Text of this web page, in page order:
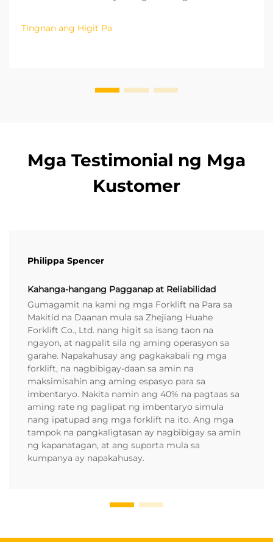
at mababang kahusayan sa operasyon. Mula sa mga
pahalang (2D) na sistema ng pag-iimbak na
Tingnan ang Higit Pa
Mga Testimonial ng Mga
Kustomer
Philippa Spencer
Kahanga-hangang Pagganap at Reliabilidad
Gumagamit na kami ng mga Forklift na Para sa
Makitid na Daanan mula sa Zhejiang Huahe
Forklift Co., Ltd. nang higit sa isang taon na
ngayon, at nagpalit sila ng aming operasyon sa
garahe. Napakahusay ang pagkakabali ng mga
forklift, na nagbibigay-daan sa amin na
maksimisahin ang aming espasyo para sa
imbentaryo. Nakita namin ang 40% na pagtaas sa
aming rate ng paglipat ng imbentaryo simula
nang ipatupad ang mga forklift na ito. Ang mga
tampok na pangkaligtasan ay nagbibigay sa amin
ng kapanatagan, at ang suporta mula sa
kumpanya ay napakahusay.